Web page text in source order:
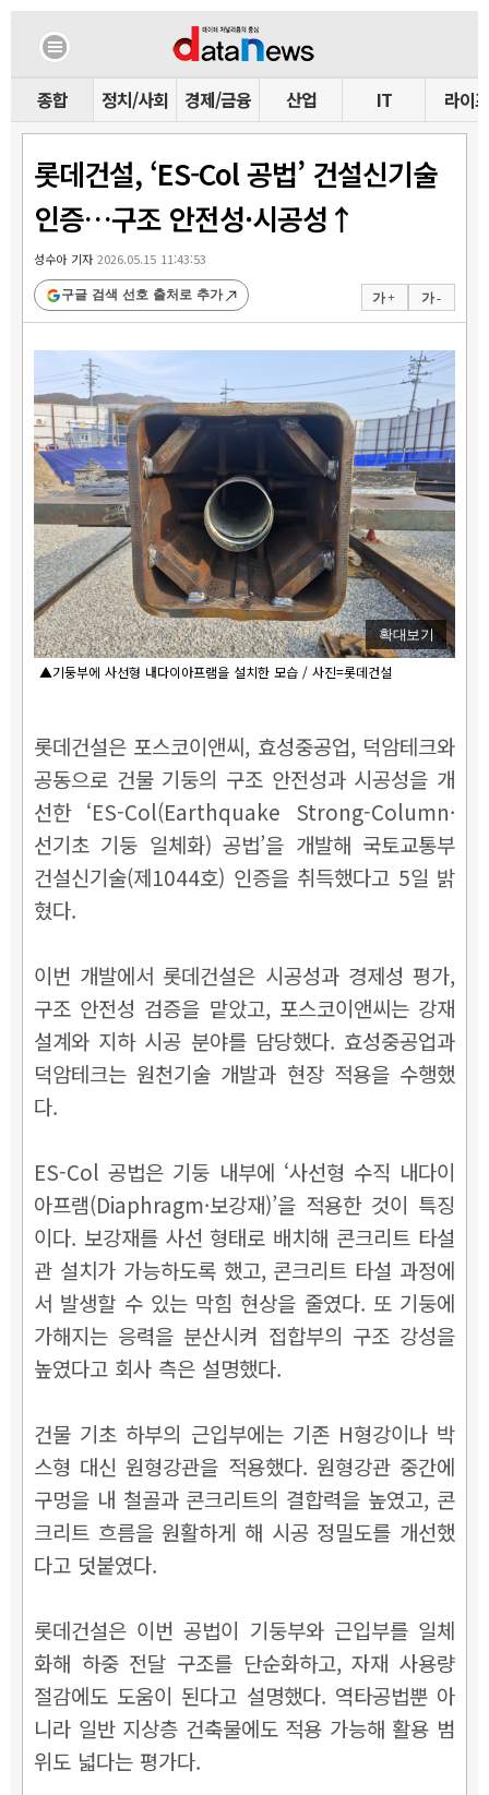
종합 정치/사회 경제/금융 산업 IT 라이프
롯데건설, ‘ES-Col 공법’ 건설신기술
인증…구조 안전성·시공성↑
성수아 기자2026.05.15 11:43:53
가 + 가 -
구글 검색 선호 출처로 추가
확대보기
▲기둥부에 사선형 내다이아프램을 설치한 모습 / 사진=롯데건설
롯데건설은 포스코이앤씨, 효성중공업, 덕암테크와
공동으로 건물 기둥의 구조 안전성과 시공성을 개
선한 ‘ES-Col(Earthquake Strong-Column·
선기초 기둥 일체화) 공법’을 개발해 국토교통부
건설신기술(제1044호) 인증을 취득했다고 5일 밝
혔다.
이번 개발에서 롯데건설은 시공성과 경제성 평가,
구조 안전성 검증을 맡았고, 포스코이앤씨는 강재
설계와 지하 시공 분야를 담당했다. 효성중공업과
덕암테크는 원천기술 개발과 현장 적용을 수행했
다.
ES-Col 공법은 기둥 내부에 ‘사선형 수직 내다이
아프램(Diaphragm·보강재)’을 적용한 것이 특징
이다. 보강재를 사선 형태로 배치해 콘크리트 타설
관 설치가 가능하도록 했고, 콘크리트 타설 과정에
서 발생할 수 있는 막힘 현상을 줄였다. 또 기둥에
가해지는 응력을 분산시켜 접합부의 구조 강성을
높였다고 회사 측은 설명했다.
건물 기초 하부의 근입부에는 기존 H형강이나 박
스형 대신 원형강관을 적용했다. 원형강관 중간에
구멍을 내 철골과 콘크리트의 결합력을 높였고, 콘
크리트 흐름을 원활하게 해 시공 정밀도를 개선했
다고 덧붙였다.
롯데건설은 이번 공법이 기둥부와 근입부를 일체
화해 하중 전달 구조를 단순화하고, 자재 사용량
절감에도 도움이 된다고 설명했다. 역타공법뿐 아
니라 일반 지상층 건축물에도 적용 가능해 활용 범
위도 넓다는 평가다.